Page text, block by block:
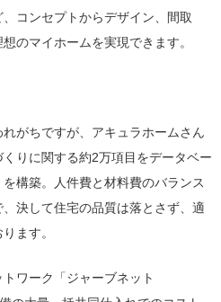
コンセプトからデザイン、間取
のマイホームを実現できます。
がちですが、アキュラホームさん
りに関する約2万項目をデータベー
構築。人件費と材料費のバランス
決して住宅の品質は落とさず、適
ます。
ワーク「ジャーブネット